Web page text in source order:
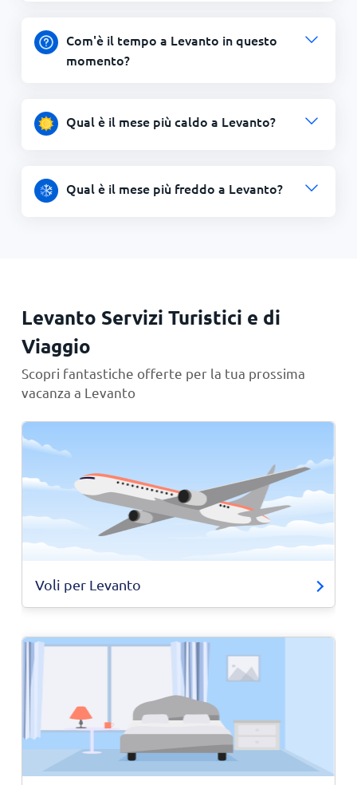
Com'è il tempo a Levanto in questo
momento?
Qual è il mese più caldo a Levanto?
Qual è il mese più freddo a Levanto?
Levanto Servizi Turistici e di
Viaggio
Scopri fantastiche offerte per la tua prossima
vacanza a Levanto
Voli per Levanto